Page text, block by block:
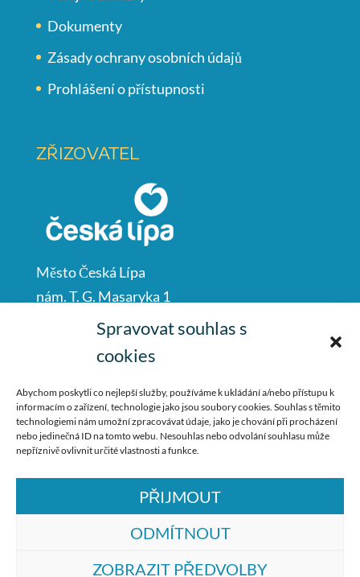
Spravovat souhlas s
cookies
Abychom poskytli co nejlepší služby, používáme k ukládání a/nebo přístupu k
informacím o zařízení, technologie jako jsou soubory cookies. Souhlas s těmito
technologiemi nám umožní zpracovávat údaje, jako je chování při procházení
nebo jedinečná ID na tomto webu. Nesouhlas nebo odvolání souhlasu může
nepříznivě ovlivnit určité vlastnosti a funkce.
PŘIJMOUT
ODMÍTNOUT
ZOBRAZIT PŘEDVOLBY
Dokumenty
Zásady ochrany osobních údajů
Prohlášení o přístupnosti
ZŘIZOVATEL
Město Česká Lípa
nám. T. G. Masaryka 1
Česká Lípa
487 881 111
podatelna@mucl.cz